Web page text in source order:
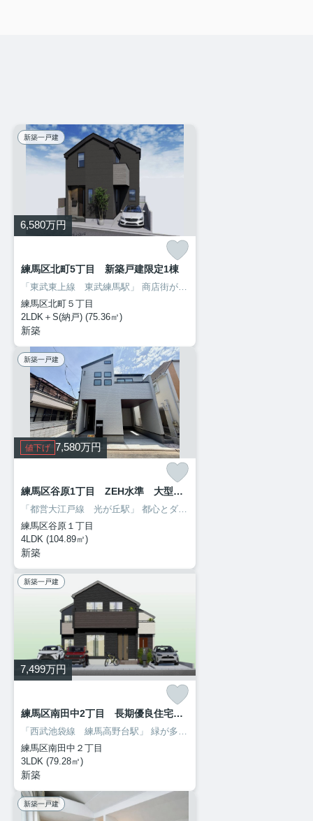
新築一戸建
6,580万円
練馬区北町5丁目 新築戸建限定1棟
「東武東上線 東武練馬駅」
商店街が広がり、人も多く賑わった雰囲気の東武練馬駅。
練馬区北町５丁目
2LDK＋S(納戸) (75.36㎡)
新築
新築一戸建
値下げ 7,580万円
練馬区谷原1丁目 ZEH水準 大型省エネ邸宅
「都営大江戸線 光が丘駅」 都心とダイレクトにつながる光が丘駅♪
練馬区谷原１丁目
4LDK (104.89㎡)
新築
新築一戸建
7,499万円
練馬区南田中2丁目 長期優良住宅 土地32坪～34坪 限定3棟
「西武池袋線 練馬高野台駅」
緑が多く公園もたくさんあり、ファミリー層が多く暮らす治安の良いエリア♪
練馬区南田中２丁目
3LDK (79.28㎡)
新築
新築一戸建